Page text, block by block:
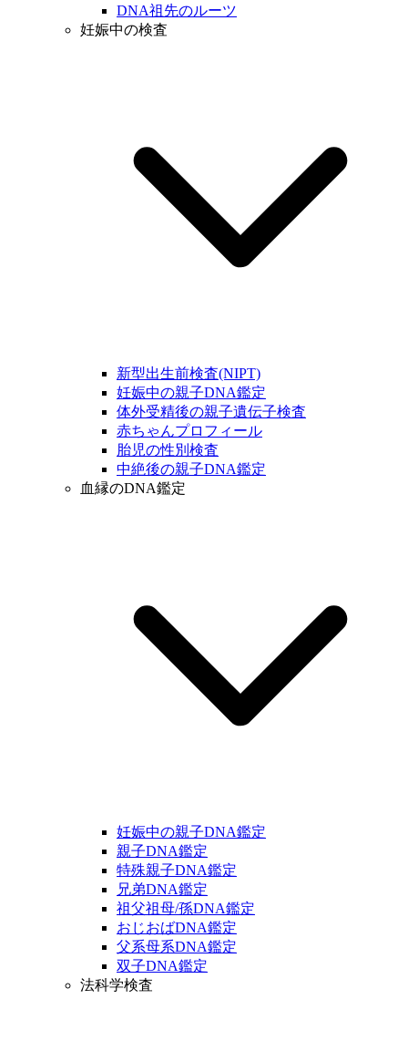
DNA祖先のルーツ
妊娠中の検査
新型出生前検査(NIPT)
妊娠中の親子DNA鑑定
体外受精後の親子遺伝子検査
赤ちゃんプロフィール
胎児の性別検査
中絶後の親子DNA鑑定
血縁のDNA鑑定
妊娠中の親子DNA鑑定
親子DNA鑑定
特殊親子DNA鑑定
兄弟DNA鑑定
祖父祖母/孫DNA鑑定
おじおばDNA鑑定
父系母系DNA鑑定
双子DNA鑑定
法科学検査